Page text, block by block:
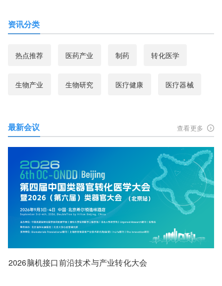
资讯分类
热点推荐 医药产业 制药 转化医学
生物产业 生物研究 医疗健康 医疗器械
最新会议 查看更多
2026脑机接口前沿技术与产业转化大会